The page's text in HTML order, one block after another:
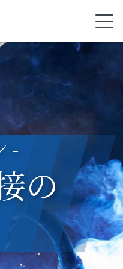
-
の